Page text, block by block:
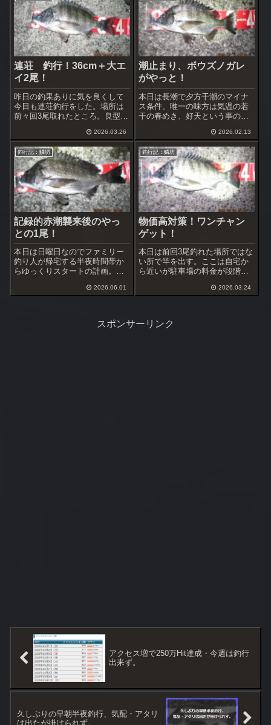
連荘 釣行！36cm＋大エ
イ2尾！
昨日の釣果ありに気を良くして
今日も連荘釣行をした。場所は
前々回3尾取れたところ。良型狙
第、選べるはずもない。2026.03.26
潮止まり、ボウズノガレ
がやっと！
本日は長潮で夕方干潮のマイナ
ス条件、唯一の味方は気温の若
干の春めき、好天という事の
いになることは覚悟の上。案の
定、エサ取りすらいないオキア
ミの頭すら取られないで残って
くる。
2026.02.13
釣行記：鱗坊
記録的赤潮襲来後のやっ
との1尾！
本日は日曜日なのでファミリー
釣り人が帰宅する半夜時間帯か
らゆっくりスタートの計画。最
てきたので到着時には黒鯛専念
り大型黒鯛がハネを見せた。
2026.06.01
釣行記：鱗坊
物価高対策！ワンチャン
ゲット！
本日は前回3尾釣れた場所ではな
い所で竿を出す。ここは自宅か
ら近いが駐車場の料金が段階ス
と曜日によっては高額出費にな
2026.03.24
スポンサーリンク
アクセス増で250万Hit達成・今週は釣行
出来ず。
久しぶりの早朝半夜釣行、気配・アタリ
は出たが掛けられず。